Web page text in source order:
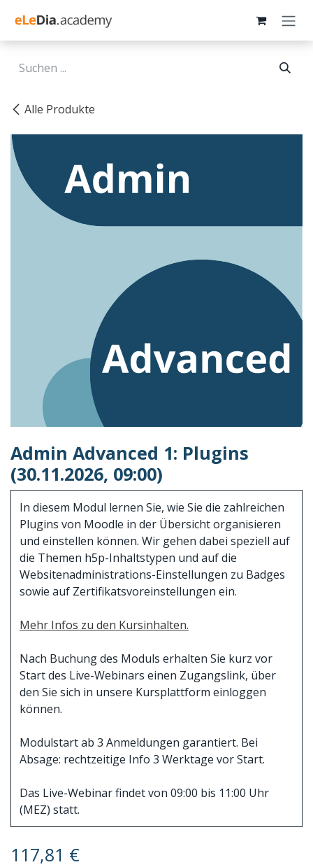
Alle Produkte
Admin Advanced 1: Plugins
(30.11.2026, 09:00)
In diesem Modul lernen Sie, wie Sie die zahlreichen
Plugins von Moodle in der Übersicht organisieren
und einstellen können. Wir gehen dabei speziell auf
die Themen h5p-Inhaltstypen und auf die
Websitenadministrations-Einstellungen zu Badges
sowie auf Zertifikatsvoreinstellungen ein.
Mehr Infos zu den Kursinhalten.
Nach Buchung des Moduls erhalten Sie kurz vor
Start des Live-Webinars einen Zugangslink, über
den Sie sich in unsere Kursplattform einloggen
können.
Modulstart ab 3 Anmeldungen garantiert. Bei
Absage: rechtzeitige Info 3 Werktage vor Start.
Das Live-Webinar findet von 09:00 bis 11:00 Uhr
(MEZ) statt.
117,81 €